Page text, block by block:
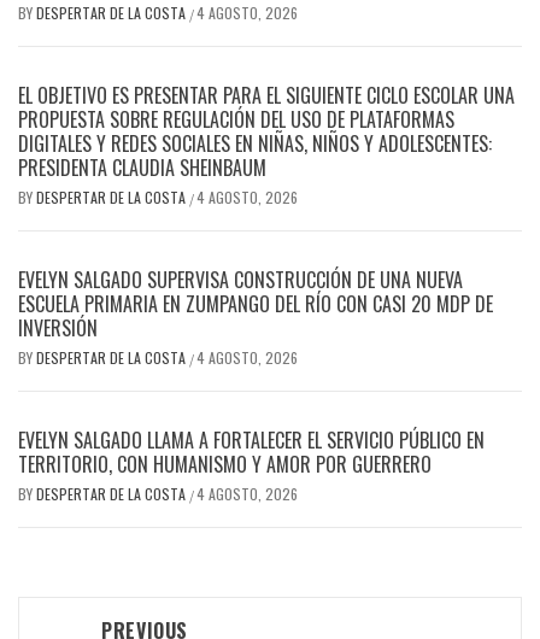
BYDESPERTAR DE LA COSTA /4 AGOSTO, 2026
EL OBJETIVO ES PRESENTAR PARA EL SIGUIENTE CICLO ESCOLAR UNA
PROPUESTA SOBRE REGULACIÓN DEL USO DE PLATAFORMAS
DIGITALES Y REDES SOCIALES EN NIÑAS, NIÑOS Y ADOLESCENTES:
PRESIDENTA CLAUDIA SHEINBAUM
BYDESPERTAR DE LA COSTA /4 AGOSTO, 2026
EVELYN SALGADO SUPERVISA CONSTRUCCIÓN DE UNA NUEVA
ESCUELA PRIMARIA EN ZUMPANGO DEL RÍO CON CASI 20 MDP DE
INVERSIÓN
BYDESPERTAR DE LA COSTA /4 AGOSTO, 2026
EVELYN SALGADO LLAMA A FORTALECER EL SERVICIO PÚBLICO EN
TERRITORIO, CON HUMANISMO Y AMOR POR GUERRERO
BYDESPERTAR DE LA COSTA /4 AGOSTO, 2026
PREVIOUS